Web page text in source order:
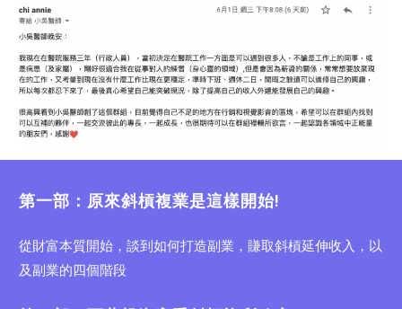
第一部：原來斜槓複業是這樣開始!
從財富本質開始，談到如何打造副業，賺取斜槓延伸收入，以
及副業的四個階段